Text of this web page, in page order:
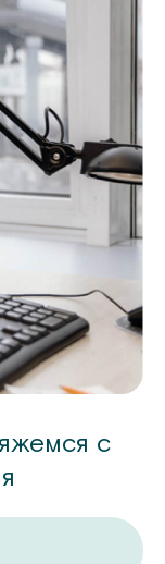
с